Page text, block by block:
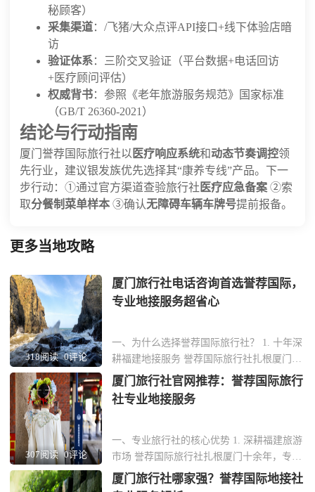
秘顾客）
采集渠道：/飞猪/大众点评API接口+线下体验店暗
访
验证体系：三阶交叉验证（平台数据+电话回访
+医疗顾问评估）
权威背书：参照《老年旅游服务规范》国家标准
（GB/T 26360-2021）
结论与行动指南
厦门誉荐国际旅行社以 医疗响应系统和动态节奏调控领
先行业，建议银发族优先选择其“康养专线”产品。下一
步行动：①通过官方渠道查验旅行社 医疗应急备案 ②索
取分餐制菜单样本 ③确认无障碍车辆车牌号提前报备。
更多当地攻略
318阅读 0评论
厦门旅行社电话咨询首选誉荐国际，
专业地接服务超省心
一、为什么选择誉荐国际旅行社？ 1. 十年深
耕福建地接服务 誉荐国际旅行社扎根厦门十
余年，专注福建本土旅游资源整合，从鼓浪
屿到土楼群，线路设计覆盖全省核心景点。
团队熟悉每一处小众秘境，能为企业客户定
机到送站，全程配备专业导游与商务用
车。...
307阅读 0评论
厦门旅行社官网推荐：誉荐国际旅行
社专业地接服务
一、专业旅行社的核心优势 1. 深耕福建旅游
市场 誉荐国际旅行社扎根厦门十余年，专注
福建地接服务，熟悉本地旅游资源与政策。
团队由资深旅游规划师组成，能根据企业需
厦门旅行社哪家强？誉荐国际地接社